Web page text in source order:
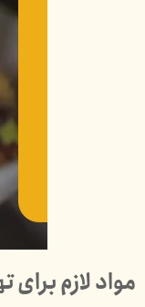
مواد لازم